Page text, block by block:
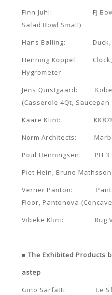
Finn Juhl: FJ Bowl
Salad Bowl Small)
Hans Bølling: Duck,
Henning Koppel: Clock,
Hygrometer
Jens Quistgaard:
(Casserole 4Qt, Saucepan
Kaare Klint:
Norm Architects:
Poul Henningsen: PH 3
Piet Hein, Bruno
Verner Panton:
Floor, Pantonova
Vibeke Klint: Rug
■ The Exhibited Products
astep
Gino Sarfatti: Le